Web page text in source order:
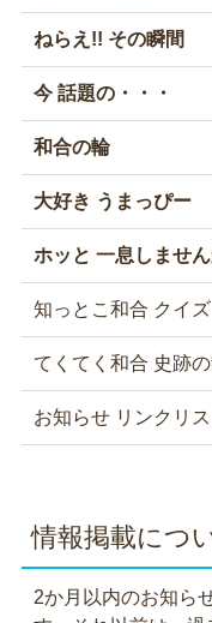
ねらえ!! その瞬間
今 話題の・・・
和合の輪
大好き うまっぴー
ホッと 一息しませ
知っとこ和合 クイズ
てくてく和合 史跡
お知らせ リンクリス
情報掲載につ
2か月以内のお知ら